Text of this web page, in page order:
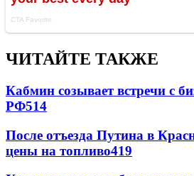
ЧИТАЙТЕ ТАКЖЕ
Кабмин созывает встречи с
РФ514
После отъезда Путина в
цены на топливо419